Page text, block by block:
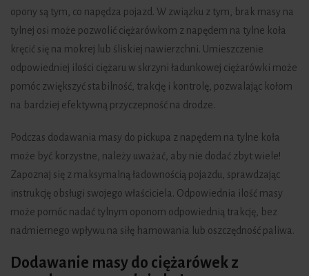
opony są tym, co napędza pojazd. W związku z tym, brak masy na
tylnej osi może pozwolić ciężarówkom z napędem na tylne koła
kręcić się na mokrej lub śliskiej nawierzchni. Umieszczenie
odpowiedniej ilości ciężaru w skrzyni ładunkowej ciężarówki może
pomóc zwiększyć stabilność, trakcję i kontrolę, pozwalając kołom
na bardziej efektywną przyczepność na drodze.
Podczas dodawania masy do pickupa z napędem na tylne koła
może być korzystne, należy uważać, aby nie dodać zbyt wiele!
Zapoznaj się z maksymalną ładownością pojazdu, sprawdzając
instrukcję obsługi swojego właściciela. Odpowiednia ilość masy
może pomóc nadać tylnym oponom odpowiednią trakcję, bez
nadmiernego wpływu na siłę hamowania lub oszczędność paliwa.
Dodawanie masy do ciężarówek z